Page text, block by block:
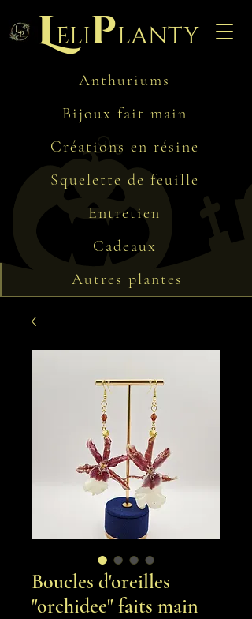
Leliplanty
Anthuriums
Bijoux fait main
Créations en résine
Squelette de feuille
Entretien
Cadeaux
Autres plantes
Boucles d'oreilles
"orchidee" faits main